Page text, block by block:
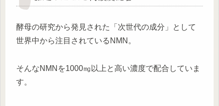
酵母の研究から発見された「次世代の成分」として
世界中から注目されているNMN。
そんなNMNを1000㎎以上と高い濃度で配合していま
す。